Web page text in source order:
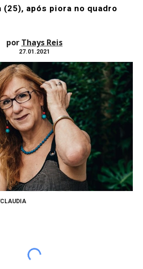
após piora no quadro
por Thays Reis
27.01.2021